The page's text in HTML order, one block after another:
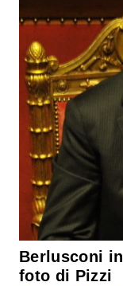
Berlusconi
foto di Pizzi